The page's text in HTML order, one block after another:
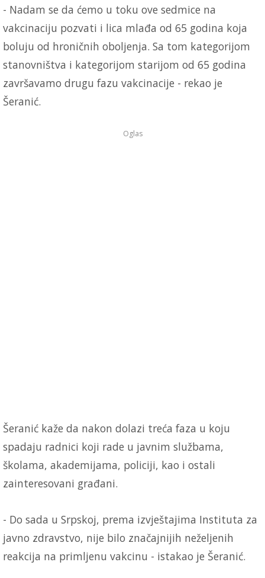
- Nadam se da ćemo u toku ove sedmice na
vakcinaciju pozvati i lica mlađa od 65 godina koja
boluju od hroničnih oboljenja. Sa tom kategorijom
stanovništva i kategorijom starijom od 65 godina
završavamo drugu fazu vakcinacije - rekao je
Šeranić.
Oglas
Šeranić kaže da nakon dolazi treća faza u koju
spadaju radnici koji rade u javnim službama,
školama, akademijama, policiji, kao i ostali
zainteresovani građani.
- Do sada u Srpskoj, prema izvještajima Instituta za
javno zdravstvo, nije bilo značajnijih neželjenih
reakcija na primljenu vakcinu - istakao je Šeranić.